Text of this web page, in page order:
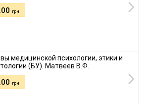
грн
медицинской психологии, этики и
(БУ). Матвеев В.Ф.
грн